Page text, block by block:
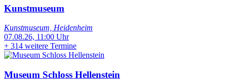
Kunstmuseum
Kunstmuseum, Heidenheim
07.08.26, 11:00 Uhr
+ 314 weitere Termine
Museum Schloss Hellenstein